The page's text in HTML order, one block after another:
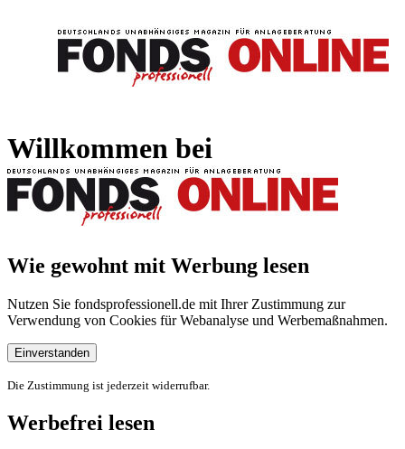
Willkommen bei
Wie gewohnt mit Werbung lesen
Nutzen Sie fondsprofessionell.de mit Ihrer Zustimmung zur
Verwendung von Cookies für Webanalyse und Werbemaßnahmen.
Einverstanden
Die Zustimmung ist jederzeit widerrufbar.
Werbefrei lesen